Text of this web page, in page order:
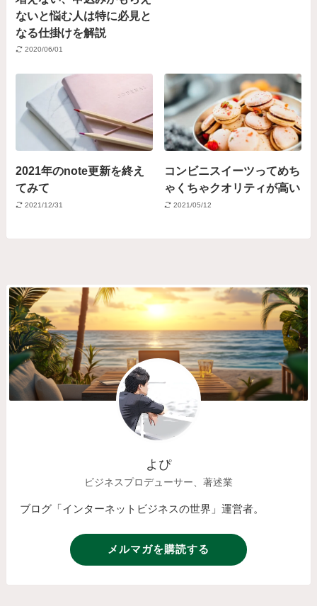
ないと悩む人は特に必見と
なる仕掛けを解説
2020/06/01
2021年のnote更新を終え
てみて
2021/12/31
コンビニスイーツってめち
ゃくちゃクオリティが高い
2021/05/12
よぴ
ビジネスプロデューサー、著述業
ブログ「インターネットビジネスの世界」運営者。
メルマガを購読する